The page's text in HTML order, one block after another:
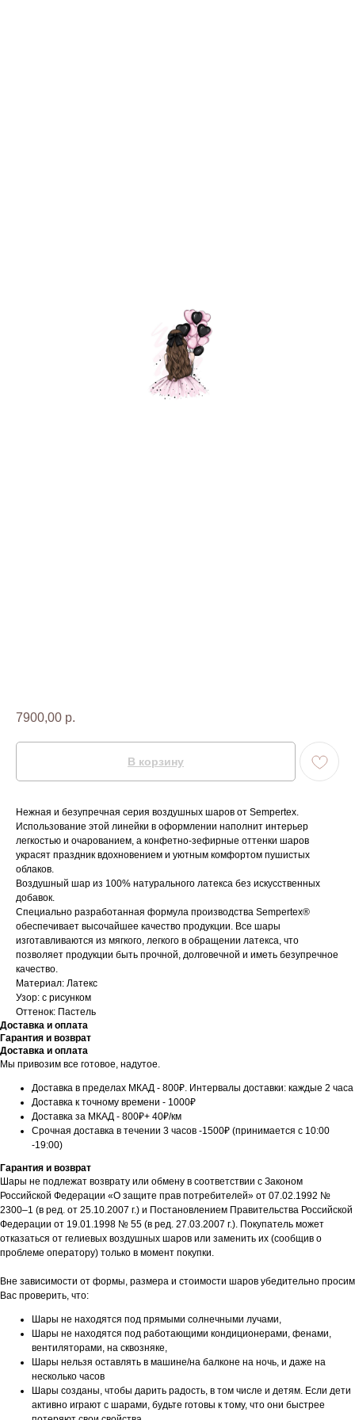
7900,00 р.
В корзину
Нежная и безупречная серия воздушных шаров от Sempertex.
Использование этой линейки в оформлении наполнит интерьер
легкостью и очарованием, а конфетно-зефирные оттенки шаров
украсят праздник вдохновением и уютным комфортом пушистых
облаков.
Воздушный шар из 100% натурального латекса без искусственных
добавок.
Специально разработанная формула производства Sempertex®
обеспечивает высочайшее качество продукции. Все шары
изготавливаются из мягкого, легкого в обращении латекса, что
позволяет продукции быть прочной, долговечной и иметь безупречное
качество.
Материал: Латекс
Узор: с рисунком
Оттенок: Пастель
Доставка и оплата
Гарантия и возврат
Доставка и оплата
Мы привозим все готовое, надутое.
Доставка в пределах МКАД - 800₽. Интервалы доставки: каждые 2 часа
Доставка к точному времени - 1000₽
Доставка за МКАД - 800₽+ 40₽/км
Срочная доставка в течении 3 часов -1500₽ (принимается с 10:00
-19:00)
Гарантия и возврат
Шары не подлежат возврату или обмену в соответствии с Законом
Российской Федерации «О защите прав потребителей» от 07.02.1992 №
2300–1 (в ред. от 25.10.2007 г.) и Постановлением Правительства Российской
Федерации от 19.01.1998 № 55 (в ред. 27.03.2007 г.). Покупатель может
отказаться от гелиевых воздушных шаров или заменить их (сообщив о
проблеме оператору) только в момент покупки.
Вне зависимости от формы, размера и стоимости шаров убедительно просим
Вас проверить, что:
Шары не находятся под прямыми солнечными лучами,
Шары не находятся под работающими кондиционерами, фенами,
вентиляторами, на сквозняке,
Шары нельзя оставлять в машине/на балконе на ночь, и даже на
несколько часов
Шары созданы, чтобы дарить радость, в том числе и детям. Если дети
активно играют с шарами, будьте готовы к тому, что они быстрее